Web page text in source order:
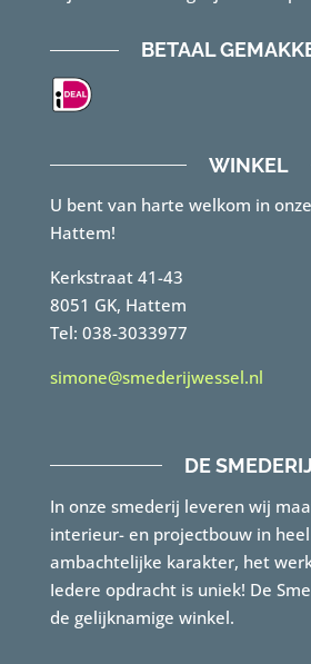
BETAAL
WINKEL
U bent van harte welkom in
Hattem!
Kerkstraat 41-43
8051 GK, Hattem
Tel: 038-3033977
simone@smederijwessel.nl
DE SMEDERIJ
In onze smederij leveren wij
interieur- en projectbouw in
ambachtelijke karakter, het
Iedere opdracht is uniek! De
de gelijknamige winkel.